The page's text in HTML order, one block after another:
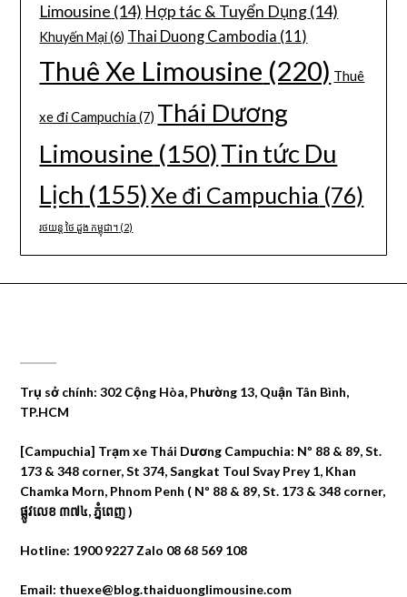
Limousine (14) Hợp tác & Tuyển Dụng(14)
Khuyến Mại(6) Thai Duong Cambodia (11)
Thuê Xe Limousine (220) Thuê
xe đi Campuchia(7) Thái Dương
Limousine (150)Tin tức Du
Lịch (155)Xe đi Campuchia (76)
រថយន្ត ថៃ ដួង កម្ពុជា។ (2)
Trụ sở chính: 302 Cộng Hòa, Phường 13, Quận Tân Bình,
TP.HCM
[Campuchia] Trạm xe Thái Dương Campuchia: Nº 88 & 89, St.
173 & 348 corner, St 374, Sangkat Toul Svay Prey 1, Khan
Chamka Morn, Phnom Penh ( Nº 88 & 89, St. 173 & 348 corner,
ផ្លូវលេខ ៣៧៤, ភ្នំពេញ )
Hotline: 1900 9227 Zalo 08 68 569 108
Email: thuexe@blog.thaiduonglimousine.com